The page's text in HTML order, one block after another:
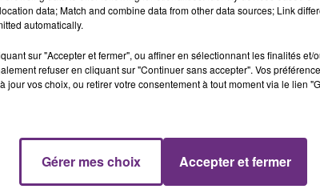
15h00 - 19h00
Le Club Champagne FM
data; Match and combine data from other data sources; Link
automatically.
sur "Accepter et fermer", ou affiner en sélectionnant les finalités et/
refuser en cliquant sur "Continuer sans accepter". Vos
jour vos choix, ou retirer votre consentement à tout moment via le lien
Gérer mes choix Accepter et fermer